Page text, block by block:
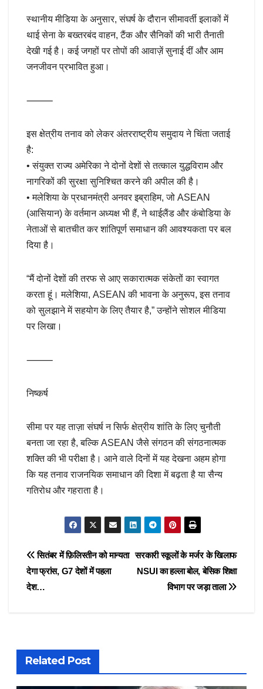
स्थानीय मीडिया के अनुसार, संघर्ष के दौरान सीमावर्ती इलाकों में
थाई सेना के बख्तरबंद वाहन, टैंक और सैनिकों की भारी तैनाती
देखी गई है। कई जगहों पर तोपों की आवाज़ें सुनाई दीं और आम
जनजीवन प्रभावित हुआ।
⸻
इस क्षेत्रीय तनाव को लेकर अंतरराष्ट्रीय समुदाय ने चिंता जताई
है:
• संयुक्त राज्य अमेरिका ने दोनों देशों से तत्काल युद्धविराम और
नागरिकों की सुरक्षा सुनिश्चित करने की अपील की है।
• मलेशिया के प्रधानमंत्री अनवर इब्राहिम, जो ASEAN
(आसियान) के वर्तमान अध्यक्ष भी हैं, ने थाईलैंड और कंबोडिया के
नेताओं से बातचीत कर शांतिपूर्ण समाधान की आवश्यकता पर बल
दिया है।
“मैं दोनों देशों की तरफ से आए सकारात्मक संकेतों का स्वागत
करता हूं। मलेशिया, ASEAN की भावना के अनुरूप, इस तनाव
को सुलझाने में सहयोग के लिए तैयार है,” उन्होंने सोशल मीडिया
पर लिखा।
⸻
निष्कर्ष
सीमा पर यह ताज़ा संघर्ष न सिर्फ क्षेत्रीय शांति के लिए चुनौती
बनता जा रहा है, बल्कि ASEAN जैसे संगठन की संगठनात्मक
शक्ति की भी परीक्षा है। आने वाले दिनों में यह देखना अहम होगा
कि यह तनाव राजनयिक समाधान की दिशा में बढ़ता है या सैन्य
गतिरोध और गहराता है।
Post
navigation
सरकारी स्कूलों के मर्जर के खिलाफ
NSUI का हल्ला बोल, बेसिक शिक्षा
विभाग पर जड़ा ताला
सितंबर में फ़िलिस्तीन को मान्यता
देगा फ्रांस, G7 देशों में पहला
देश…
Related Post